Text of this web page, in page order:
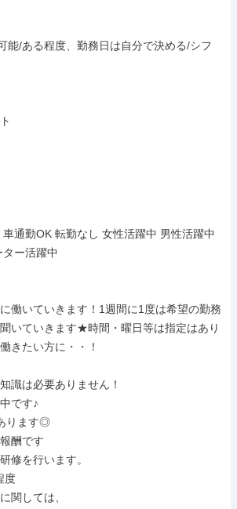
能/ある程度、勤務日は自分で決める/シフ
通勤OK 転勤なし 女性活躍中 男性活躍中
ー活躍中
働いていきます！1週間に1度は希望の勤務
いていきます★時間・曜日等は指定はあり
きたい方に・・！
識は必要ありません！
です♪
ります◎
酬です
修を行います。
関しては、